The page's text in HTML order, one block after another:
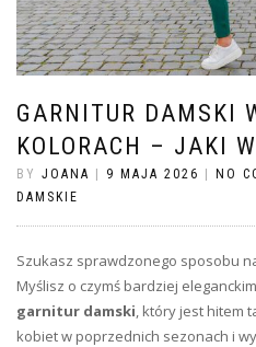
GARNITUR DAMSKI
KOLORACH – JAKI
BY JOANA | 9 MAJA 2026 | NO
DAMSKIE
Szukasz sprawdzonego sposobu
Myślisz o czymś bardziej
garnitur damski, który jest hitem
kobiet w poprzednich sezonach i